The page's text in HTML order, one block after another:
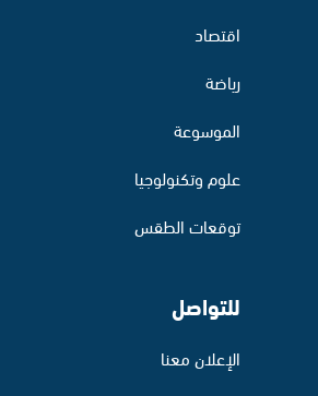
اقتصاد
رياضة
الموسوعة
علوم وتكنولوجيا
توقعات الطقس
للتواصل
الإعلان معنا